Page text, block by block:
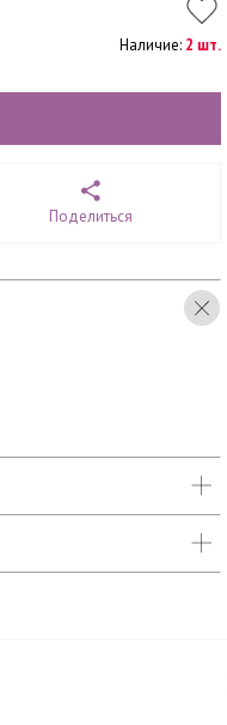
Наличие: 2 шт.
Поделиться